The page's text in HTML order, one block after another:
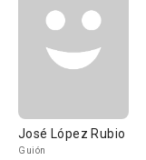
José López Rubio
Guión